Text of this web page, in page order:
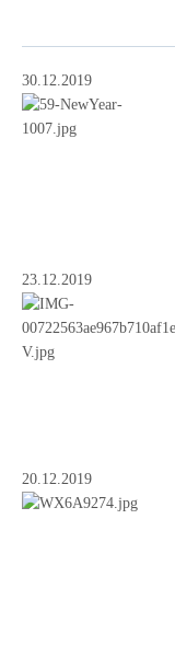
30.12.2019
23.12.2019
20.12.2019